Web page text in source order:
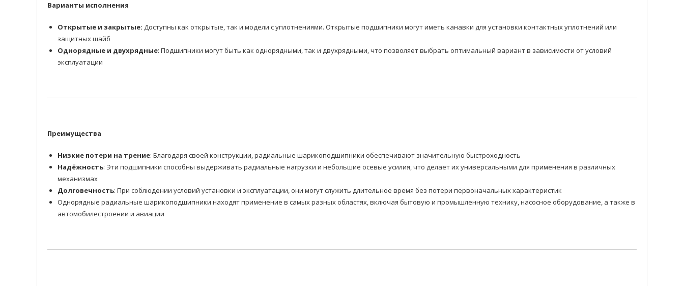
Варианты исполнения
Открытые и закрытые: Доступны как открытые, так и модели с уплотнениями. Открытые подшипники могут иметь канавки для установки контактных уплотнений или
защитных шайб
Однорядные и двухрядные: Подшипники могут быть как однорядными, так и двухрядными, что позволяет выбрать оптимальный вариант в зависимости от условий
эксплуатации
Преимущества
Низкие потери на трение: Благодаря своей конструкции, радиальные шарикоподшипники обеспечивают значительную быстроходность
Надёжность: Эти подшипники способны выдерживать радиальные нагрузки и небольшие осевые усилия, что делает их универсальными для применения в различных
механизмах
Долговечность: При соблюдении условий установки и эксплуатации, они могут служить длительное время без потери первоначальных характеристик
Однорядные радиальные шарикоподшипники находят применение в самых разных областях, включая бытовую и промышленную технику, насосное оборудование, а также в
автомобилестроении и авиации